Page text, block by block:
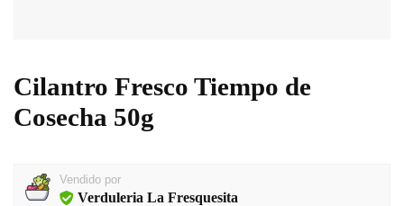
Cilantro Fresco Tiempo de
Cosecha 50g
Vendido por
Verduleria La Fresquesita